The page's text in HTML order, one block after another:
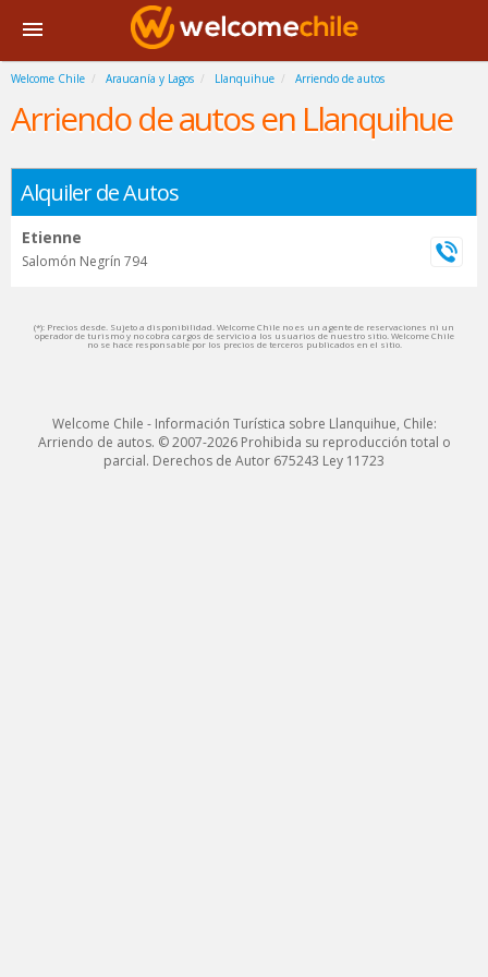
Welcome Chile Araucanía y Lagos Llanquihue Arriendo de autos
Arriendo de autos en Llanquihue
Alquiler de Autos
Etienne
Salomón Negrín 794
(*): Precios desde. Sujeto a disponibilidad. Welcome Chile no es un agente de reservaciones ni un
operador de turismo y no cobra cargos de servicio a los usuarios de nuestro sitio. Welcome Chile
no se hace responsable por los precios de terceros publicados en el sitio.
Welcome Chile - Información Turística sobre Llanquihue, Chile:
Arriendo de autos. © 2007-2026 Prohibida su reproducción total o
parcial. Derechos de Autor 675243 Ley 11723